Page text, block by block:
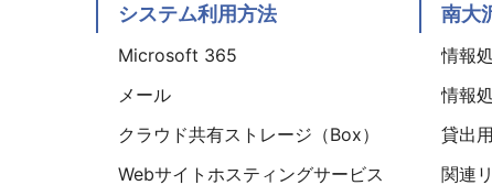
システム利用方法
Microsoft 365
メール
クラウド共有ストレージ（Box）
Webサイトホスティングサービス
南大
情報
情報
貸出
関連